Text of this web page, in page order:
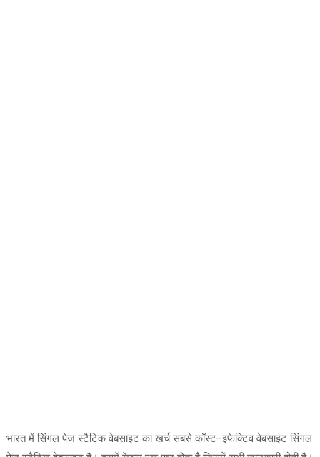
भारत में सिंगल पेज स्टैटिक वेबसाइट का खर्च सबसे कॉस्ट-इफेक्टिव वेबसाइट सिंगल